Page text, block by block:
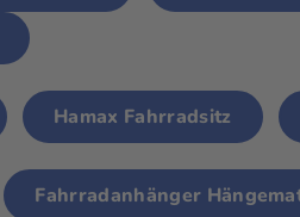
Hamax Fahrradsitz
Fahrradanhänger